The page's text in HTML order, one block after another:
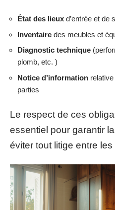
État des lieux d’entrée et de
Inventaire des meubles et
Diagnostic technique
plomb, etc. )
Notice d’information
parties
Le respect de ces
essentiel pour garantir
éviter tout litige entre les